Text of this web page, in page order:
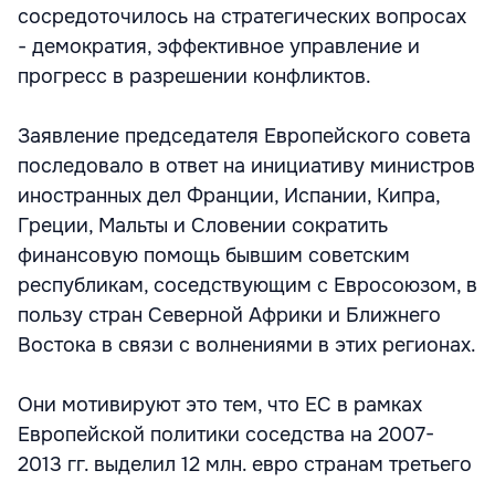
сосредоточилось на стратегических вопросах
- демократия, эффективное управление и
прогресс в разрешении конфликтов.
Заявление председателя Европейского совета
последовало в ответ на инициативу министров
иностранных дел Франции, Испании, Кипра,
Греции, Мальты и Словении сократить
финансовую помощь бывшим советским
республикам, соседствующим с Евросоюзом, в
пользу стран Северной Африки и Ближнего
Востока в связи с волнениями в этих регионах.
Они мотивируют это тем, что ЕС в рамках
Европейской политики соседства на 2007-
2013 гг. выделил 12 млн. евро странам третьего